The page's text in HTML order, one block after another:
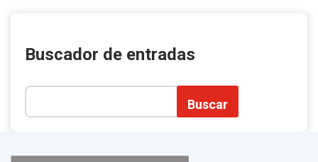
Buscador de entradas
Buscar